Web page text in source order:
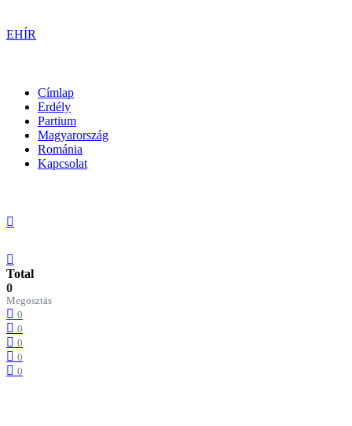
EHÍR
Címlap
Erdély
Partium
Magyarország
Románia
Kapcsolat
Total
0
Megosztás
0
0
0
0
0